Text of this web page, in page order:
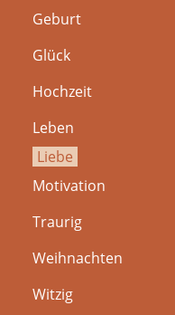
Geburt
Glück
Hochzeit
Leben
Liebe
Motivation
Traurig
Weihnachten
Witzig